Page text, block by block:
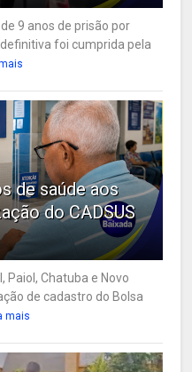
9 anos de prisão por
foi cumprida pela
de saúde aos
do CADSUS
Paiol, Chatuba e Novo
de cadastro do Bolsa
mais